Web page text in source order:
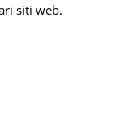
siti web.